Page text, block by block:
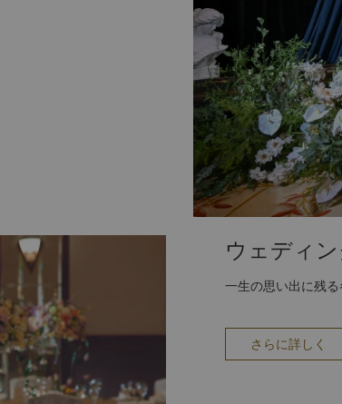
ウェディ
一生の思い出に残
さらに詳しく